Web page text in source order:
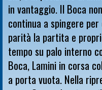
in vantaggio. Il Boca
continua a spingere
parità la partita e
tempo su palo interno
Boca, Lamini in corsa
a porta vuota. Nella